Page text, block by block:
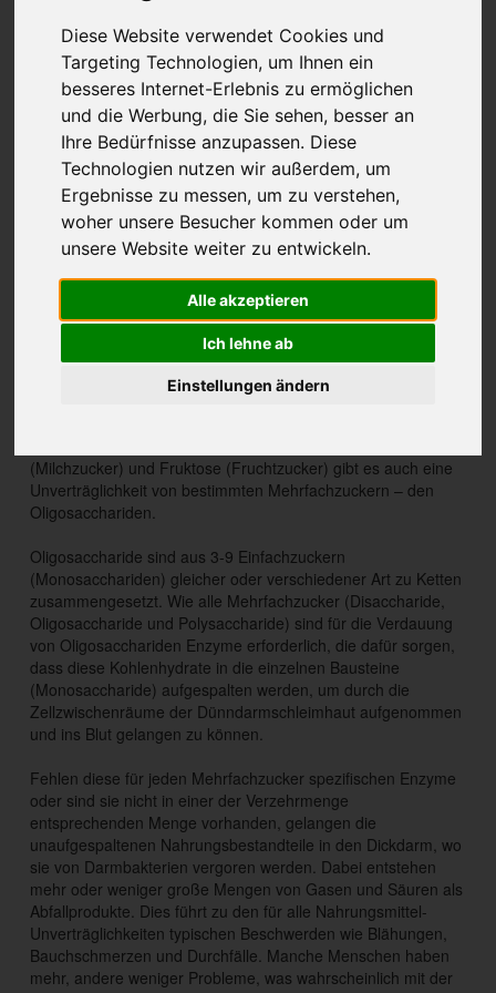
Diese Website verwendet Cookies und
Targeting Technologien, um Ihnen ein
besseres Internet-Erlebnis zu ermöglichen
und die Werbung, die Sie sehen, besser an
Ihre Bedürfnisse anzupassen. Diese
Technologien nutzen wir außerdem, um
Ergebnisse zu messen, um zu verstehen,
woher unsere Besucher kommen oder um
unsere Website weiter zu entwickeln.
Alle akzeptieren
Ich lehne ab
Einstellungen ändern
Behandlung der Oligosaccharid-
Unverträglichkeit
Darmgymnastik
Beratung
War dieser Beitrag hilfreich für Sie?
Oligosaccharid-Unverträglichkeit –
was ist das?
(Milchzucker) und Fruktose (Fruchtzucker) gibt es auch eine
Unverträglichkeit von bestimmten Mehrfachzuckern – den
Oligosacchariden.
Oligosaccharide sind aus 3-9 Einfachzuckern
(Monosacchariden) gleicher oder verschiedener Art zu Ketten
zusammengesetzt. Wie alle Mehrfachzucker (Disaccharide,
Oligosaccharide und Polysaccharide) sind für die Verdauung
von Oligosacchariden Enzyme erforderlich, die dafür sorgen,
dass diese Kohlenhydrate in die einzelnen Bausteine
(Monosaccharide) aufgespalten werden, um durch die
Zellzwischenräume der Dünndarmschleimhaut aufgenommen
und ins Blut gelangen zu können.
Fehlen diese für jeden Mehrfachzucker spezifischen Enzyme
oder sind sie nicht in einer der Verzehrmenge
entsprechenden Menge vorhanden, gelangen die
unaufgespaltenen Nahrungsbestandteile in den Dickdarm, wo
sie von Darmbakterien vergoren werden. Dabei entstehen
mehr oder weniger große Mengen von Gasen und Säuren als
Abfallprodukte. Dies führt zu den für alle Nahrungsmittel-
Unverträglichkeiten typischen Beschwerden wie Blähungen,
Bauchschmerzen und Durchfälle. Manche Menschen haben
mehr, andere weniger Probleme, was wahrscheinlich mit der